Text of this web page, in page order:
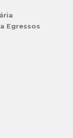
Egressos